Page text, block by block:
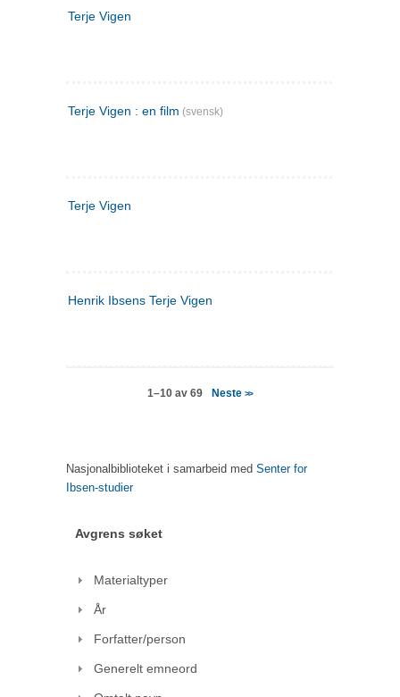
Terje Vigen
Terje Vigen : en film (svensk)
Terje Vigen
Henrik Ibsens Terje Vigen
1–10 av 69 Neste>>
Nasjonalbiblioteket i samarbeid med Senter for
Ibsen-studier
Avgrens søket
Materialtyper
År
Forfatter/person
Generelt emneord